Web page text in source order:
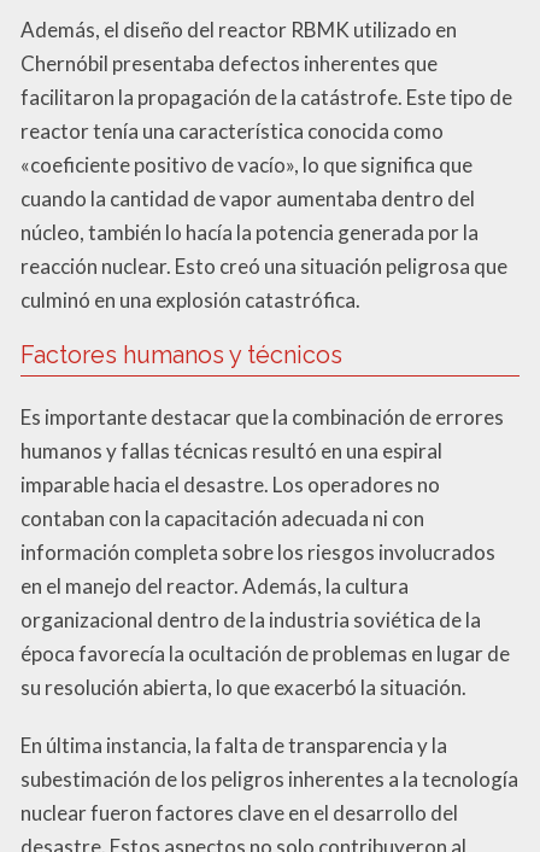
Además, el diseño del reactor RBMK utilizado en
Chernóbil presentaba defectos inherentes que
facilitaron la propagación de la catástrofe. Este tipo de
reactor tenía una característica conocida como
«coeficiente positivo de vacío», lo que significa que
cuando la cantidad de vapor aumentaba dentro del
núcleo, también lo hacía la potencia generada por la
reacción nuclear. Esto creó una situación peligrosa que
culminó en una explosión catastrófica.
Factores humanos y técnicos
Es importante destacar que la combinación de errores
humanos y fallas técnicas resultó en una espiral
imparable hacia el desastre. Los operadores no
contaban con la capacitación adecuada ni con
información completa sobre los riesgos involucrados
en el manejo del reactor. Además, la cultura
organizacional dentro de la industria soviética de la
época favorecía la ocultación de problemas en lugar de
su resolución abierta, lo que exacerbó la situación.
En última instancia, la falta de transparencia y la
subestimación de los peligros inherentes a la tecnología
nuclear fueron factores clave en el desarrollo del
desastre. Estos aspectos no solo contribuyeron al